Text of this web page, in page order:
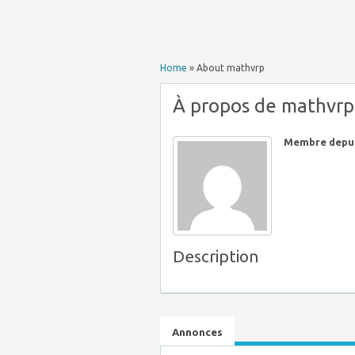
Home » About mathvrp
À propos de mathvrp
Membre
Description
Annonces